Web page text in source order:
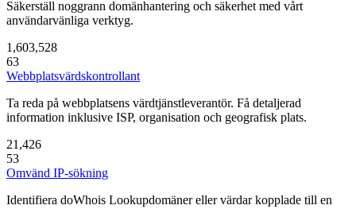
Säkerställ noggrann domänhantering och säkerhet med vårt
användarvänliga verktyg.
1,603,528
63
Webbplatsvärdskontrollant
Ta reda på webbplatsens värdtjänstleverantör. Få detaljerad
information inklusive ISP, organisation och geografisk plats.
21,426
53
Omvänd IP-sökning
Identifiera doWhois Lookupdomäner eller värdar kopplade till en